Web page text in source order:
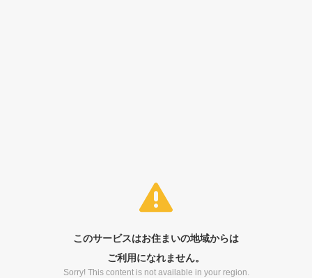
このサービスはお住まいの地域からは
ご利用になれません。
Sorry! This content is not available in your region.